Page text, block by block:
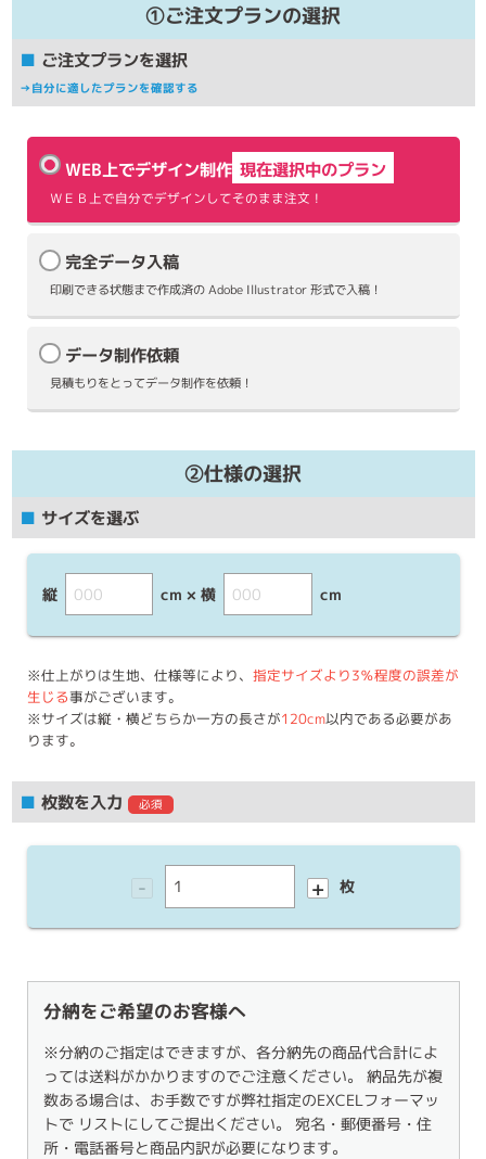
①ご注文プランの選択
■ ご注文プランを選択
→自分に適したプランを確認する
WEB上でデザイン制作 現在選択中のプラン
ＷＥＢ上で自分でデザインしてそのまま注文！
完全データ入稿
印刷できる状態まで作成済の Adobe Illustrator 形式で入稿！
データ制作依頼
見積もりをとってデータ制作を依頼！
②仕様の選択
■ サイズを選ぶ
縦 cm × 横 cm
※仕上がりは生地、仕様等により、 指定サイズより3％程度の誤差が
生じる事がございます。
※サイズは縦・横どちらか一方の長さが120cm以内である必要があ
ります。
■ 枚数を入力 必須
- + 枚
分納をご希望のお客様へ
※分納のご指定はできますが、各分納先の商品代合計によ
っては送料がかかりますのでご注意ください。 納品先が複
数ある場合は、お手数ですが弊社指定のEXCELフォーマッ
トで リストにしてご提出ください。 宛名・郵便番号・住
所・電話番号と商品内訳が必要になります。